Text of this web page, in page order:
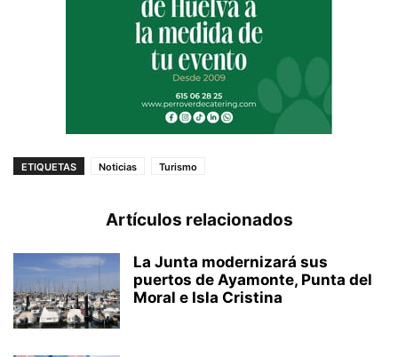
ETIQUETAS Noticias Turismo
Artículos relacionados
La Junta modernizará sus
puertos de Ayamonte, Punta del
Moral e Isla Cristina